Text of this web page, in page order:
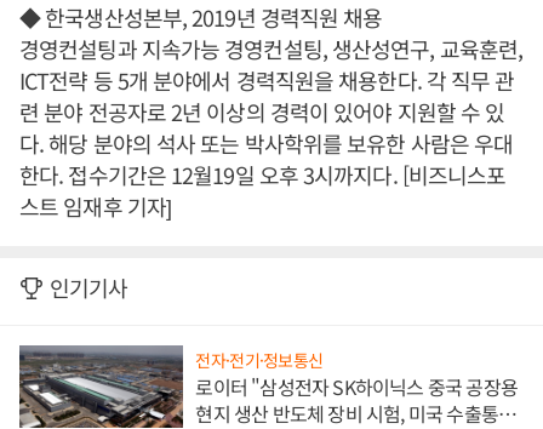
◆ 한국생산성본부, 2019년 경력직원 채용
경영컨설팅과 지속가능 경영컨설팅, 생산성연구, 교육훈련,
ICT전략 등 5개 분야에서 경력직원을 채용한다. 각 직무 관
련 분야 전공자로 2년 이상의 경력이 있어야 지원할 수 있
다. 해당 분야의 석사 또는 박사학위를 보유한 사람은 우대
한다. 접수기간은 12월19일 오후 3시까지다. [비즈니스포
스트 임재후 기자]
인기기사
전자·전기·정보통신
로이터 "삼성전자 SK하이닉스 중국 공장용
현지 생산 반도체 장비 시험, 미국 수출통제